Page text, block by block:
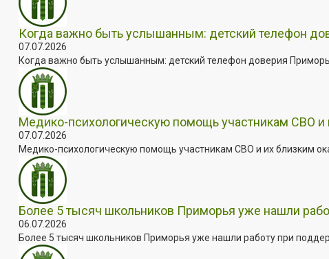
Когда важно быть услышанным: детский телефон
07.07.2026
Когда важно быть услышанным: детский телефон доверия
Медико-психологическую помощь участникам СВО
07.07.2026
Медико-психологическую помощь участникам СВО и их близким
Более 5 тысяч школьников Приморья уже нашли
06.07.2026
Более 5 тысяч школьников Приморья уже нашли работу при